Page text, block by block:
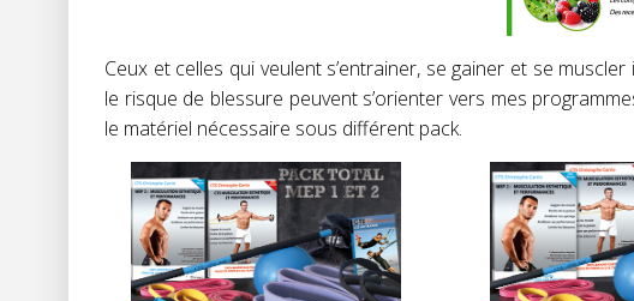
Ceux et celles qui veulent s’entrainer, se gainer et se
le risque de blessure peuvent s’orienter vers mes
le matériel nécessaire sous différent pack.